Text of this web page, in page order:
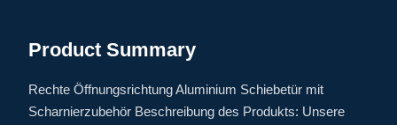
Product Summary
Rechte Öffnungsrichtung Aluminium Schiebetür mit
Scharnierzubehör Beschreibung des Produkts: Unsere